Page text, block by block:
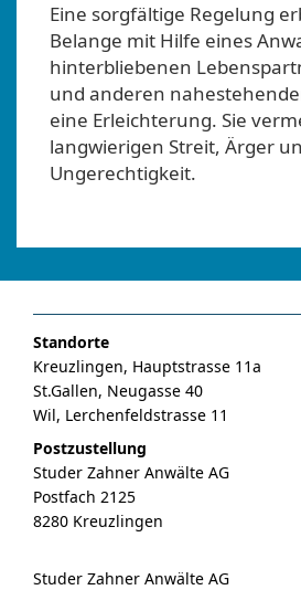
Eine sorgfältige Regelung
Belange mit Hilfe eines
hinterbliebenen
und anderen
eine Erleichterung. Sie
langwierigen Streit, Ärger
Ungerechtigkeit.
Standorte
Kreuzlingen, Hauptstrasse 11a
St.Gallen, Neugasse 40
Wil, Lerchenfeldstrasse 11
Postzustellung
Studer Zahner Anwälte AG
Postfach 2125
8280 Kreuzlingen
Studer Zahner Anwälte AG